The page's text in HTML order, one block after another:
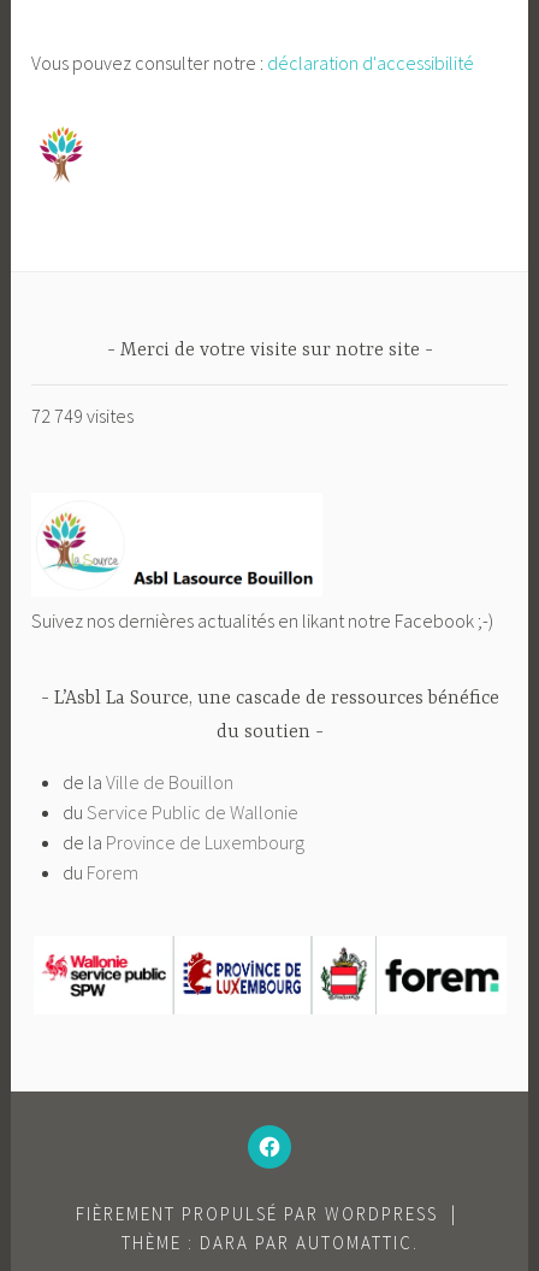
Vous pouvez consulter notre : déclaration d'accessibilité
Merci de votre visite sur notre site
72 749 visites
Suivez nos dernières actualités en likant notre Facebook ;-)
L’Asbl La Source, une cascade de ressources bénéfice
du soutien
de la Ville de Bouillon
du Service Public de Wallonie
de la Province de Luxembourg
du Forem
–
N’HÉSITEZ
PAS
À
NOTRE
FACEBOOK
;-)
–
FIÈREMENT PROPULSÉ PAR WORDPRESS
THÈME : DARA PAR AUTOMATTIC .